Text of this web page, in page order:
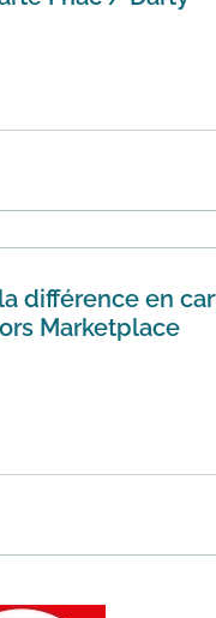
pourrez accéder à
différence en
Marketplace
propose le